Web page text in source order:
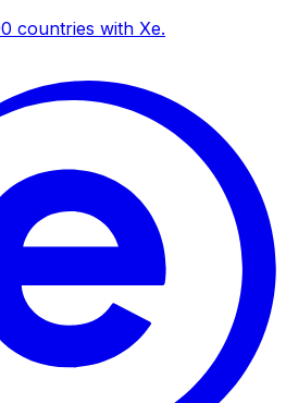
countries with Xe.